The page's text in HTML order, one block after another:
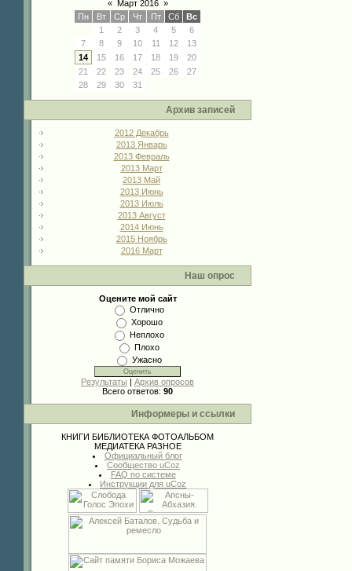
« Март 2016 »
Пн
Вт Ср Чт Пт Сб
Вс
1
2 3 4 5
6
7
8 9 10 11 12
13
14
15 16 17 18 19
20
21
22 23 24 25 26
27
28
29 30 31
Архив записей
2012 Декабрь
2013 Январь
2013 Февраль
2013 Март
2013 Май
2013 Июнь
2013 Июль
2013 Август
2014 Июнь
2015 Ноябрь
2016 Март
Наш опрос
Оцените мой сайт
Отлично
Хорошо
Неплохо
Плохо
Ужасно
Результаты | Архив опросов
Всего ответов: 90
Информеры и ссылки
КНИГИ БИБЛИОТЕКА ФОТОАЛЬБОМ
МЕДИАТЕКА РАЗНОЕ
Официальный блог
Сообщество uCoz
FAQ по системе
Инструкции для uCoz